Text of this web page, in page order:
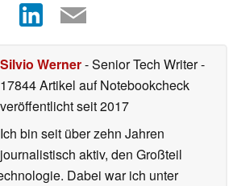
Silvio Werner- Senior Tech Writer-
17844 Artikel auf Notebookcheck
veröffentlichtseit 2017
Ich bin seit über zehn Jahren
journalistisch aktiv, den Großteil
Dabei war ich unter